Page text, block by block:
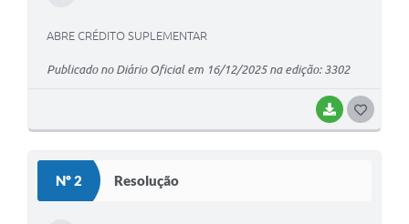
BAIXAR
ABRE CRÉDITO SUPLEMENTAR
Publicado no Diário Oficial em 16/12/2025 na edição: 3302
Nº 2 Resolução